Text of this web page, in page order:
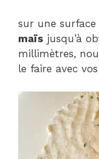
sur une surface
maïs jusqu’à
millimètres,
le faire avec